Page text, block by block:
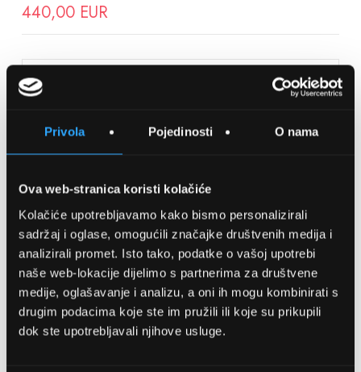
Privola Pojedinosti O nama
Ova web-stranica koristi kolačiće
Kolačiće upotrebljavamo kako bismo personalizirali
sadržaj i oglase, omogućili značajke društvenih medija i
analizirali promet. Isto tako, podatke o vašoj upotrebi
naše web-lokacije dijelimo s partnerima za društvene
medije, oglašavanje i analizu, a oni ih mogu kombinirati s
drugim podacima koje ste im pružili ili koje su prikupili
dok ste upotrebljavali njihove usluge.
440,00 EUR
SPREMITE NA LISTU ŽELJA
Detalji
OPTIKA NJEGO, POSLOVNICA 1